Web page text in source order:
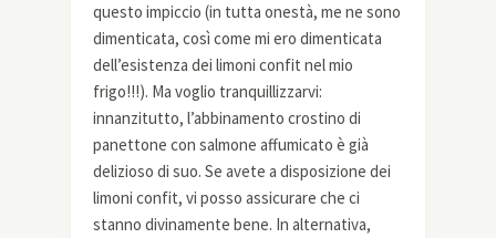
questo impiccio (in tutta onestà, me ne sono
dimenticata, così come mi ero dimenticata
dell’esistenza dei limoni confit nel mio
frigo!!!). Ma voglio tranquillizzarvi:
innanzitutto, l’abbinamento crostino di
panettone con salmone affumicato è già
delizioso di suo. Se avete a disposizione dei
limoni confit, vi posso assicurare che ci
stanno divinamente bene. In alternativa,